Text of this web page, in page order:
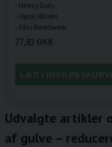
- Heavy Duty
- Op til 38 mm
77,83 DKK
LÆG I
Udvalgte artikler
af gulve –